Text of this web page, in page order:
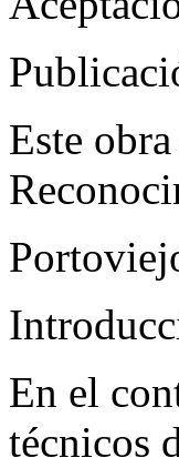
Este
En el
técnicos